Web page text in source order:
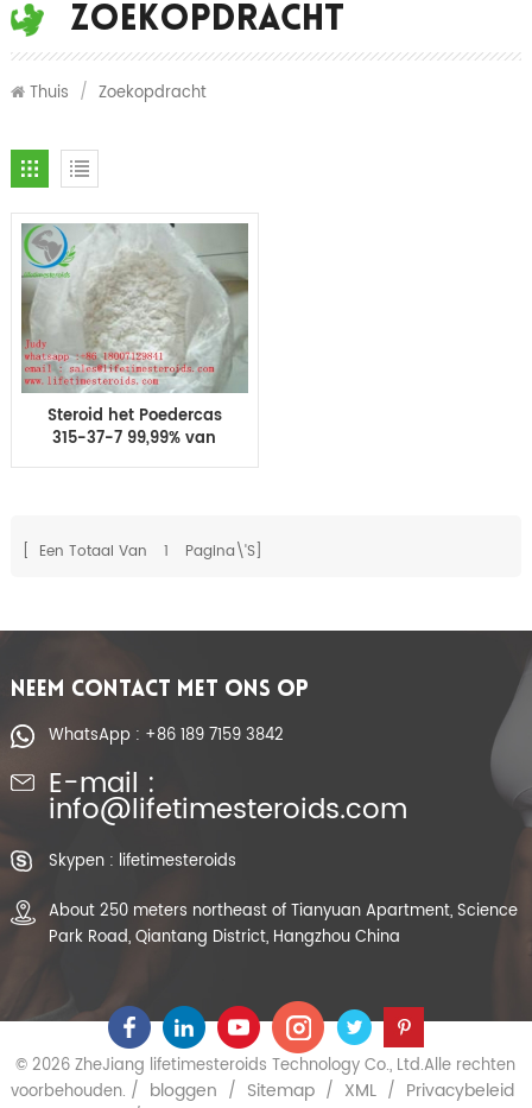
Zoekopdracht
Thuis / Zoekopdracht
Steroid het Poedercas
315-37-7 99,99% van
testosteronenanthate
[ Een Totaal Van 1 Pagina\'s]
NEEM CONTACT MET ONS OP
WhatsApp : +86 189 7159 3842
E-mail :
info@lifetimesteroids.com
Skypen : lifetimesteroids
About 250 meters northeast of Tianyuan Apartment, Science
Park Road, Qiantang District, Hangzhou China
© 2026 ZheJiang lifetimesteroids Technology Co., Ltd.Alle rechten
voorbehouden. / bloggen / Sitemap / XML / Privacybeleid